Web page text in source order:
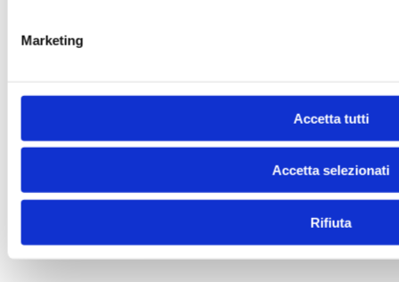
Marketing
Accetta tutti
Accetta selezionati
Rifiuta